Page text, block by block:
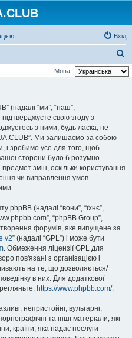
Вхід
о
Мова:
(надалі “ми”, “наш”,
свою згоду з
з ними, будь ласка, не
Ми залишаємо за собою
і зробимо усе для того, щоб
сторони було б розумно
змін, оскільки користування
чи виправлення умов
phpBB (надалі “вони”, “їхнє”,
“phpBB Group”,
форумів, яке випущене за
v2” (надалі “GPL”) і може бути
. Обмеження ліцензії GPL для
пов'язані з організацією і
на те, що дозволяється/
в них. Для додаткової
https://www.phpbb.com/.
непристойні, вульгарні,
та інші матеріали, які
країни, яка надає послуги